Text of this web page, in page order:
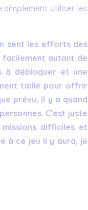
utiliser les
sent les efforts des
facilement autant de
à débloquer et une
taillé pour offrir
prévu, il y a quand
C’est juste
difficiles et
à ce jeu il y aura, je